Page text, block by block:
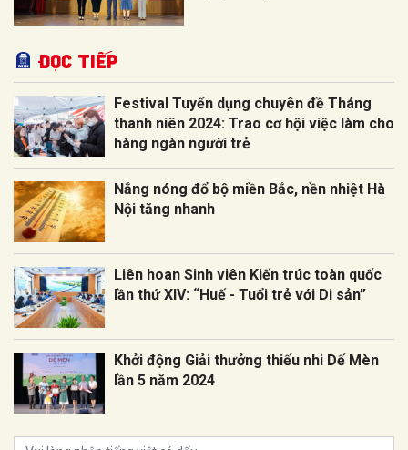
Đọc tiếp
Festival Tuyển dụng chuyên đề Tháng
thanh niên 2024: Trao cơ hội việc làm cho
hàng ngàn người trẻ
Nắng nóng đổ bộ miền Bắc, nền nhiệt Hà
Nội tăng nhanh
Liên hoan Sinh viên Kiến trúc toàn quốc
lần thứ XIV: “Huế - Tuổi trẻ với Di sản”
Khởi động Giải thưởng thiếu nhi Dế Mèn
lần 5 năm 2024